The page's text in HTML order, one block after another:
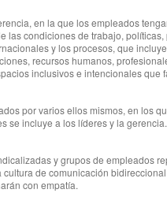
en la que los empleados
condiciones de trabajo,
y los procesos, que
recursos humanos,
inclusivos e intencionales que
por varios ellos mismos, en los
incluye a los líderes y la
y grupos de empleados
de comunicación
con empatía.